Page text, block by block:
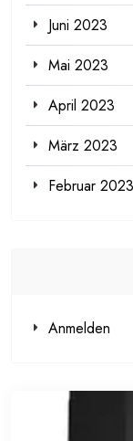
Juni 2023
Mai 2023
April 2023
März 2023
Februar 2023
Anmelden